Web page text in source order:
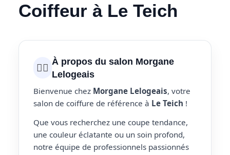
Coiffeur à Le Teich
💇‍♀️ À propos du salon Morgane
Lelogeais
Bienvenue chez Morgane Lelogeais, votre
salon de coiffure de référence à Le Teich !
Que vous recherchez une coupe tendance,
une couleur éclatante ou un soin profond,
notre équipe de professionnels passionnés